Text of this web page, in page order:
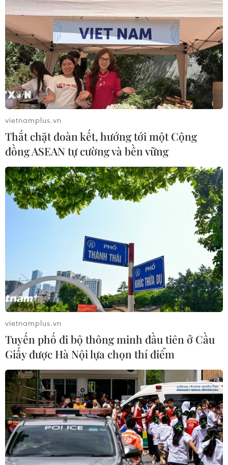
vietnamplus.vn
Thắt chặt đoàn kết, hướng tới một Cộng
đồng ASEAN tự cường và bền vững
vietnamplus.vn
Tuyến phố đi bộ thông minh đầu tiên ở Cầu
Giấy được Hà Nội lựa chọn thí điểm